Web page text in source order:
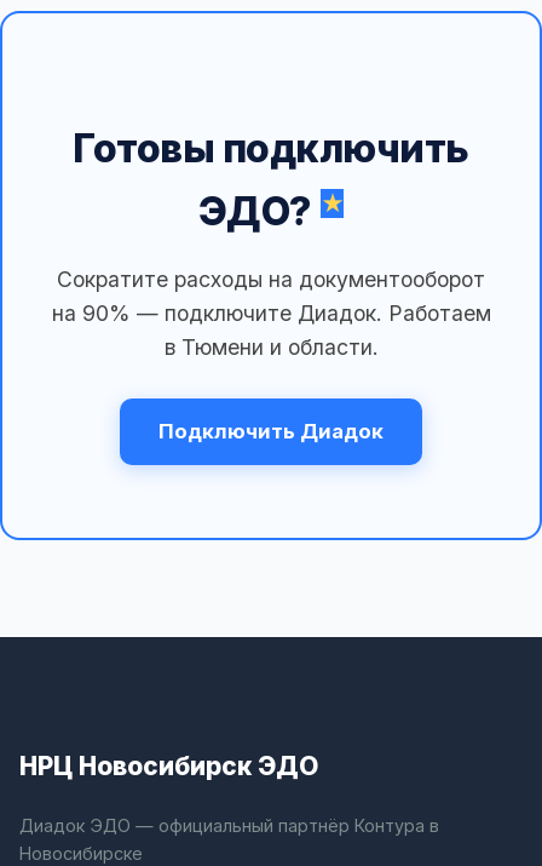
Готовы подключить
ЭДО?
Сократите расходы на документооборот
на 90% — подключите Диадок. Работаем
в Тюмени и области.
Подключить Диадок
НРЦ Новосибирск ЭДО
Диадок ЭДО — официальный партнёр Контура в
Новосибирске